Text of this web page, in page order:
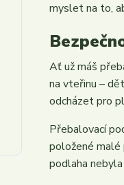
myslet na to,
Ať už máš
na vteřinu –
odcházet pro
Přebalovací
položené
podlaha